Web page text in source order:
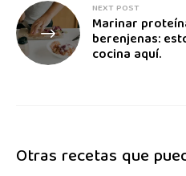
NEXT POST
Marinar
berenjenas:
cocina aquí.
Otras recetas que